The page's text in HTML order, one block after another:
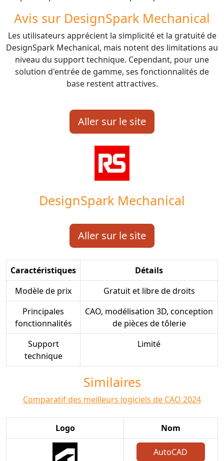
Avis sur DesignSpark Mechanical
Les utilisateurs apprécient la simplicité et la gratuité de
DesignSpark Mechanical, mais notent des limitations au
niveau du support technique. Cependant, pour une
solution d'entrée de gamme, ses fonctionnalités de
base restent attractives.
Aller sur le site
DesignSpark Mechanical
Aller sur le site
Caractéristiques
Détails
Modèle de prix
Gratuit et libre de droits
Principales
fonctionnalités
CAO, modélisation 3D, conception
de pièces de tôlerie
Support
technique
Limité
Similaires
Comparatif des meilleurs logiciels de CAO 2024
Logo Nom
AutoCAD